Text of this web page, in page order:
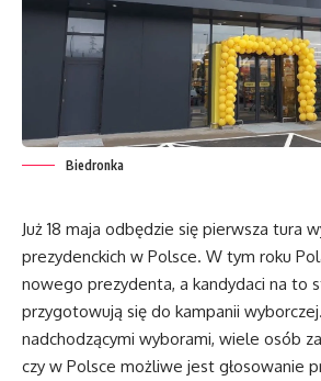
Biedronka
Już 18 maja odbędzie się pierwsza tura
prezydenckich w Polsce. W tym roku
nowego prezydenta, a kandydaci na to
przygotowują się do kampanii
nadchodzącymi wyborami, wiele osób
czy w Polsce możliwe jest głosowanie